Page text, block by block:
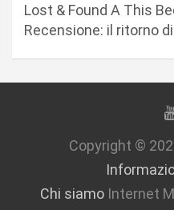
Lost & Found A This
Recensione: il ritorno
Copyright ©
Chi siamoInternet